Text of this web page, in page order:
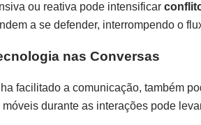
ou reativa pode intensificar
a se defender, interrompendo o
nas Conversas
facilitado a comunicação, também
durante as interações pode